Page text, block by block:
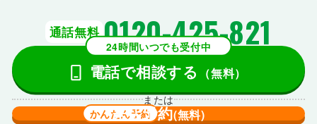
通話無料 0120-425-821
24時間いつでも受付中
電話で相談する （無料）
または
かんたん予約
来店予約(無料)